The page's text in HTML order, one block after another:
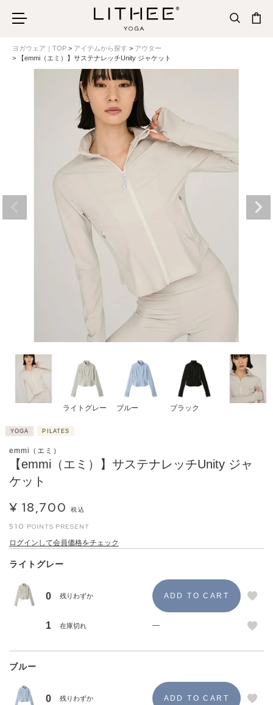
ヨガウェア｜TOP アイテムから探す
アウター
【emmi（エミ）】サステナレッチUnity ジャケット
ライトグレー ブルー ブラック
YOGA PILATES
emmi（エミ）
【emmi（エミ）】サステナレッチUnity ジャ
ケット
¥ 18,700 税込
510
ログインして会員価格をチェック
ライトグレー
0 残りわずか
1 在庫切れ —
ブルー
0 残りわずか